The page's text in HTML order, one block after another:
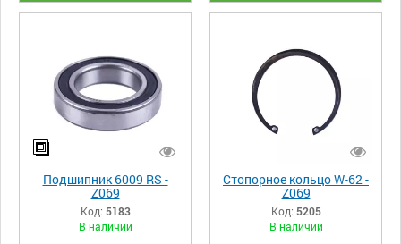
Подшипник 6009 RS -
Z069
Код: 5183
В наличии
Стопорное кольцо W-62 -
Z069
Код: 5205
В наличии